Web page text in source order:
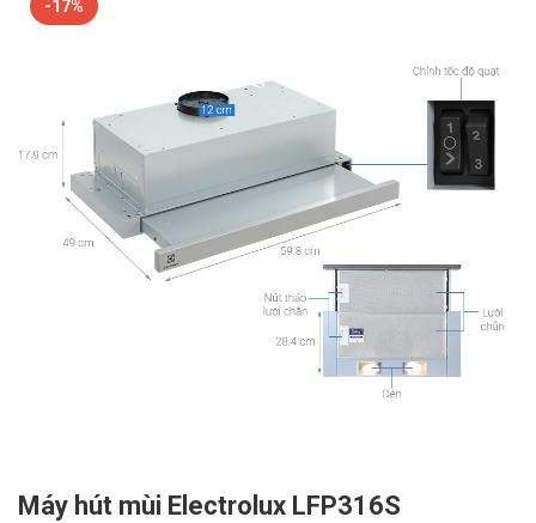
-17%
Máy hút mùi Electrolux LFP316S